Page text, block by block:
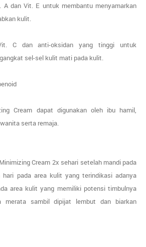
A dan Vit. E untuk membantu menyamarkan
kulit.
C dan anti-oksidan yang tinggi untuk
sel-sel kulit mati pada kulit.
Cream dapat digunakan oleh ibu hamil,
serta remaja.
Cream 2x sehari setelah mandi pada
pada area kulit yang terindikasi adanya
area kulit yang memiliki potensi timbulnya
merata sambil dipijat lembut dan biarkan